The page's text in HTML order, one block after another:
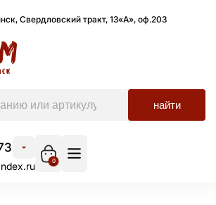
Свердловский тракт, 13«А», оф.203
найти
0